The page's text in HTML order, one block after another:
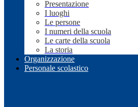
Presentazione
I luoghi
Le persone
I numeri della scuola
Le carte della scuola
La storia
Organizzazione
Personale scolastico